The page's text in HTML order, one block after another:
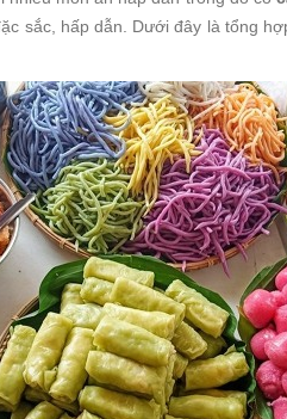
sắc, hấp dẫn. Dưới đây là tổng